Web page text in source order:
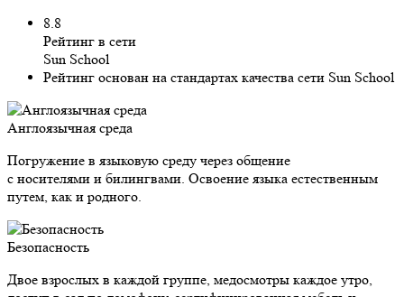
8.8
Рейтинг в сети
Sun School
Рейтинг основан на стандартах качества сети Sun School
Англоязычная среда
Погружение в языковую среду через общение
с носителями и билингвами. Освоение языка естественным
путем, как и родного.
Безопасность
Двое взрослых в каждой группе, медосмотры каждое утро,